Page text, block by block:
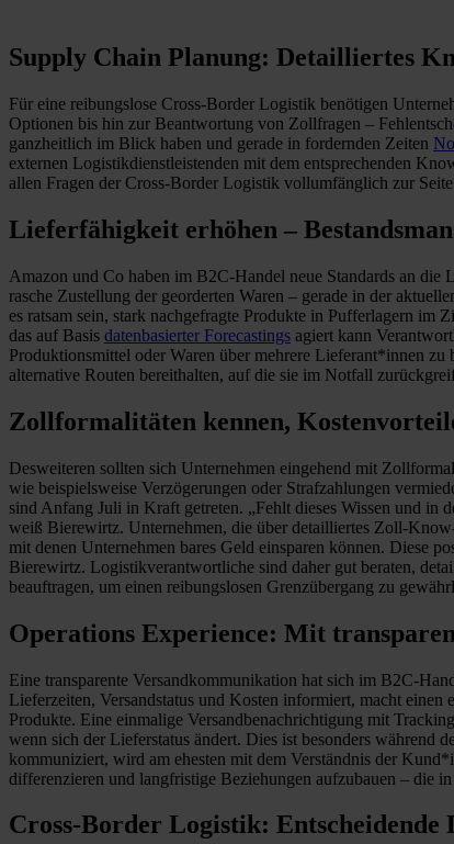
Supply Chain Planung: Detailliertes
Für eine reibungslose Cross-Border Logistik benötigen
Optionen bis hin zur Beantwortung von Zollfragen –
ganzheitlich im Blick haben und gerade in fordernden Zeiten
externen Logistikdienstleistenden mit dem entsprechenden
allen Fragen der Cross-Border Logistik vollumfänglich zur
Lieferfähigkeit erhöhen –
Amazon und Co haben im B2C-Handel neue Standards an
rasche Zustellung der georderten Waren – gerade in der
es ratsam sein, stark nachgefragte Produkte in Pufferlagern im
das auf Basis datenbasierter Forecastings agiert kann
Produktionsmittel oder Waren über mehrere Lieferant*innen
alternative Routen bereithalten, auf die sie im Notfall
Zollformalitäten kennen,
Desweiteren sollten sich Unternehmen eingehend mit
wie beispielsweise Verzögerungen oder Strafzahlungen
sind Anfang Juli in Kraft getreten. „Fehlt dieses Wissen und
weiß Bierewirtz. Unternehmen, die über detailliertes Zoll-
mit denen Unternehmen bares Geld einsparen können. Diese
Bierewirtz. Logistikverantwortliche sind daher gut beraten,
beauftragen, um einen reibungslosen Grenzübergang zu
Operations Experience: Mit
Eine transparente Versandkommunikation hat sich im B2C-
Lieferzeiten, Versandstatus und Kosten informiert, macht
Produkte. Eine einmalige Versandbenachrichtigung mit
wenn sich der Lieferstatus ändert. Dies ist besonders während
kommuniziert, wird am ehesten mit dem Verständnis der
differenzieren und langfristige Beziehungen aufzubauen – die
Cross-Border Logistik: Entscheidende